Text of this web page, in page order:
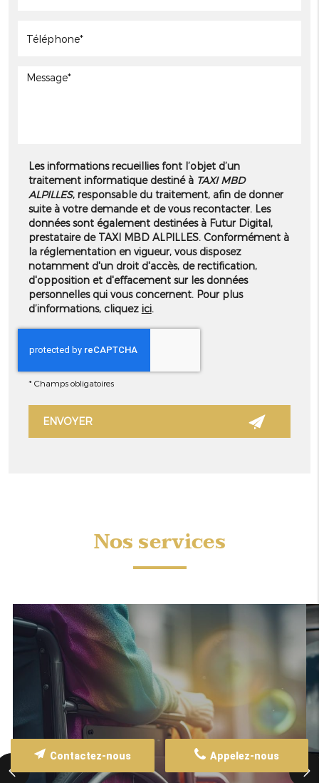
Les informations recueillies font l’objet d’un
traitement informatique destiné àTAXI MBD
ALPILLES, responsable du traitement, afin de donner
suite à votre demande et de vous recontacter. Les
données sont également destinées à Futur Digital,
prestataire de TAXI MBD ALPILLES. Conformément à
la réglementation en vigueur, vous disposez
notamment d'un droit d'accès, de rectification,
d'opposition et d'effacement sur les données
personnelles qui vous concernent. Pour plus
d’informations, cliquez ici.
* Champs obligatoires
Nos services
Appelez-nous
Contactez-nous